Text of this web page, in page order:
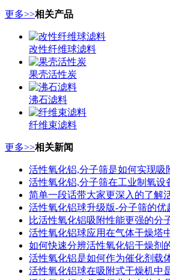
更多>>相关产品
改性纤维球滤料
果壳活性炭
沸石滤料
纤维束滤料
更多>>相关新闻
活性氧化铝,分子筛是如何实现吸
活性氧化铝,分子筛在工业制氧设
简单一段话带大家更深入的了解
活性氧化铝球升级版-分子筛的优
比活性氧化铝吸附性能更强的分
活性氧化铝球应用在气体干燥塔
如何快速分辨活性氧化铝干燥剂
活性氧化铝是如何作为催化剂载
活性氧化铝球在吸附式干燥机中